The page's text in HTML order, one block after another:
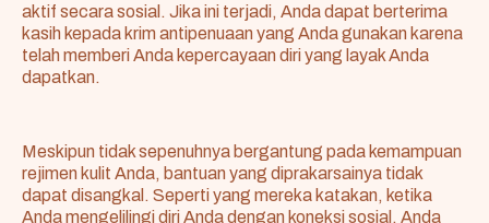
aktif secara sosial. Jika ini terjadi, Anda dapat berterima
kasih kepada krim antipenuaan yang Anda gunakan karena
telah memberi Anda kepercayaan diri yang layak Anda
dapatkan.
Meskipun tidak sepenuhnya bergantung pada kemampuan
rejimen kulit Anda, bantuan yang diprakarsainya tidak
dapat disangkal. Seperti yang mereka katakan, ketika
Anda mengelilingi diri Anda dengan koneksi sosial, Anda